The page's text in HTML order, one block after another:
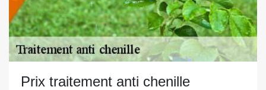
Prix traitement anti chenille